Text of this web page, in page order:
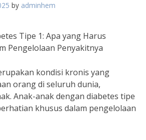
by adminhem
Tipe 1: Apa yang Harus
Pengelolaan Penyakitnya
kondisi kronis yang
orang di seluruh dunia,
Anak-anak dengan diabetes tipe
khusus dalam pengelolaan